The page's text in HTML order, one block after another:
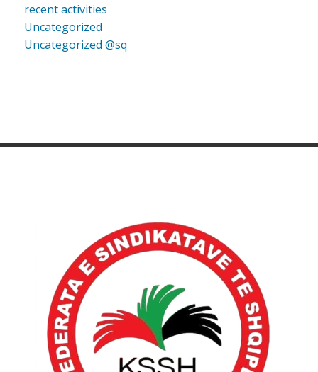
recent activities
Uncategorized
Uncategorized @sq